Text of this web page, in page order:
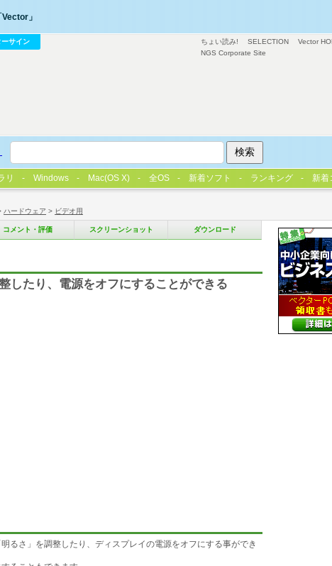
ハードウェア > ビデオ用
コメント・評価 スクリーンショット ダウンロード
したり、電源をオフにすることができる
るさ」を調整したり、ディスプレイの電源をオフにする事ができ
ちょい読み! SELECTION
Vector
NGS Corporate Site
」
ーサイン
リ Windows Mac(OS X) 全OS 新着ソフト ランキング 新着